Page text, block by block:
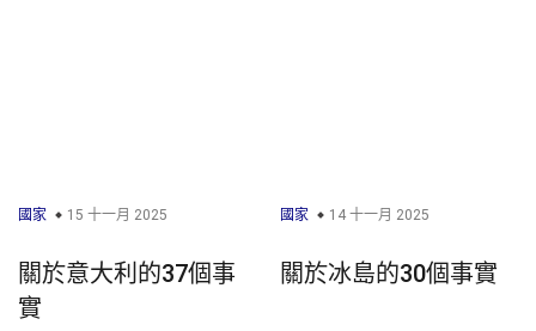
國家 15 十一月 2025
關於意大利的37個事
實
國家 14 十一月 2025
關於冰島的30個事實